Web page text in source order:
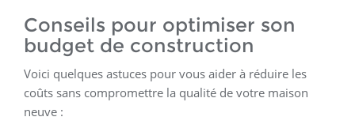
Conseils pour optimiser son
budget de construction
Voici quelques astuces pour vous aider à réduire les
coûts sans compromettre la qualité de votre maison
neuve :